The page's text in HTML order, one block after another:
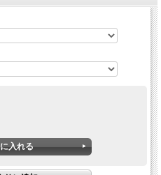
Xc (BLACK)